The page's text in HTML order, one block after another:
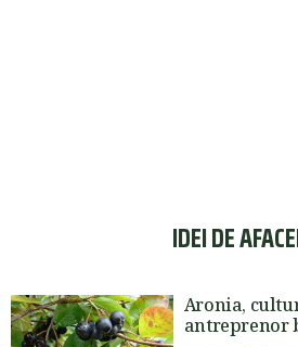
IDEI DE
Aronia,
antreprenor